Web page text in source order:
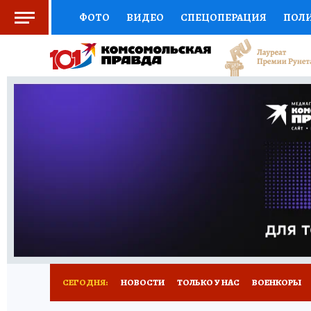
ФОТО ВИДЕО СПЕЦОПЕРАЦИЯ
СОЦПОДДЕРЖКА НАУКА СПОРТ
ВЫБОР ЭКСПЕРТОВ ДОКТОР
ПРОГНОЗЫ НА СПОРТ
НОВОЕ
СЕГОДНЯ: НОВОСТИ ТОЛЬКО У НАС ВОЕНКОРЫ